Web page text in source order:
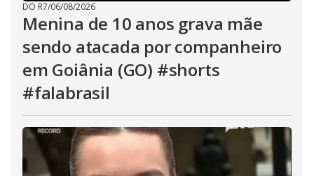
DO R7/06/08/2026
Menina de 10 anos grava mãe
sendo atacada por companheiro
em Goiânia (GO) #shorts
#falabrasil